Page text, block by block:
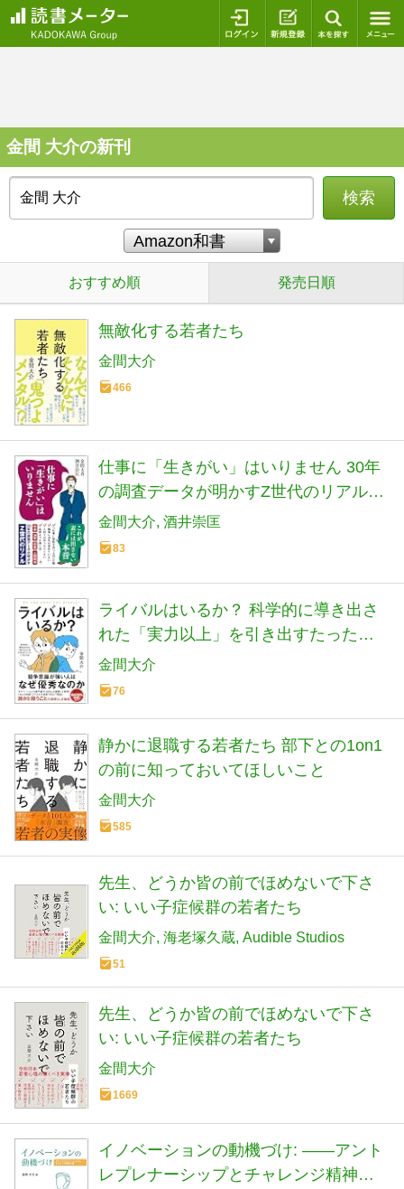
ログイン 新規登録
金間 大介の新刊
検索
おすすめ順 発売日順
無敵化する若者たち
金間大介
466
仕事に「生きがい」はいりません 30年
の調査データが明かすZ世代のリアル
(SB新書 712)
金間大介 酒井崇匡
83
ライバルはいるか？ 科学的に導き出さ
れた「実力以上」を引き出すたった１
つの方法
金間大介
76
静かに退職する若者たち 部下との1on1
の前に知っておいてほしいこと
金間大介
585
先生、どうか皆の前でほめないで下さ
い: いい子症候群の若者たち
金間大介 海老塚久蔵 Audible Studios
51
先生、どうか皆の前でほめないで下さ
い: いい子症候群の若者たち
金間大介
1669
イノベーションの動機づけ: ――アント
レプレナーシップとチャレンジ精神の